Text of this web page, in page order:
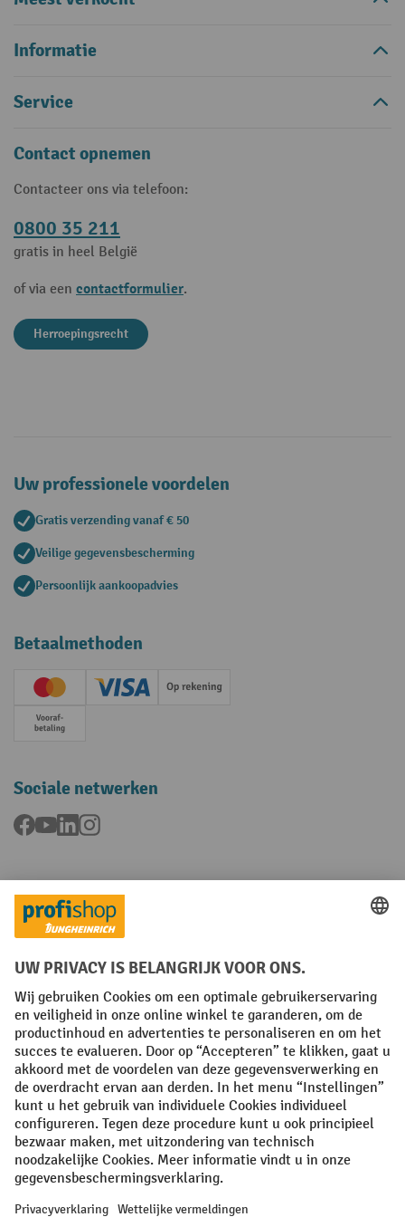
Informatie
Service
Contact opnemen
Contacteer ons via telefoon:
0800 35 211
gratis in heel België
of via een contactformulier.
Herroepingsrecht
Uw professionele voordelen
Gratis verzending vanaf € 50
Veilige gegevensbescherming
Persoonlijk aankoopadvies
Betaalmethoden
Creditcard (Master)Creditcard (Visa)Op rekening
Vooruitbetaling
Sociale netwerken
Facebook
YouTubeLinkedInInstagram
Talen
FR NL
Algemene verkoopvoorwaarden Copyright
Privacyverklaring Privacy-instellingen
All prices excl. VAT plusshipping costs and possible delivery charges,
if not stated otherwise.
¹ De korting is geldig tot en met de vermelde datum. Combinatie met
andere aanbiedingen en lopende acties is niet mogelijk. | ² De korting
wordt éénmalig toegekend bij de eerste inschrijving voor de
worden bij een online aankoop met een minimum netto bestelwaarde